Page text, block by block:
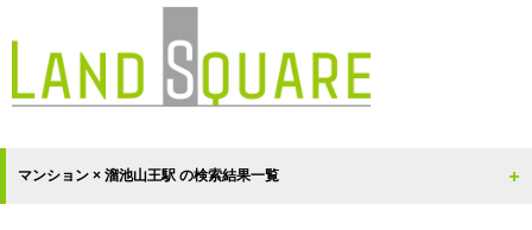
マンション × 溜池山王駅 の検索結果一覧